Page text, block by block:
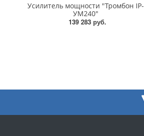
Усилитель мощности "Тромбон IP-
УМ240"
139 283 руб.